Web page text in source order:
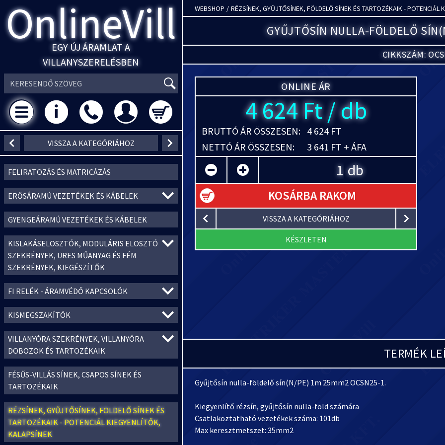
OnlineVill
EGY ÚJ ÁRAMLAT A
VILLANYSZERELÉSBEN
VISSZA A KATEGÓRIÁHOZ
FELIRATOZÁS ÉS MATRICÁZÁS
ERŐSÁRAMÚ VEZETÉKEK ÉS KÁBELEK
GYENGEÁRAMÚ VEZETÉKEK ÉS KÁBELEK
KISLAKÁSELOSZTÓK, MODULÁRIS ELOSZTÓ
SZEKRÉNYEK, ÜRES MŰANYAG ÉS FÉM
SZEKRÉNYEK, KIEGÉSZÍTŐK
FI RELÉK - ÁRAMVÉDŐ KAPCSOLÓK
KISMEGSZAKÍTÓK
VILLANYÓRA SZEKRÉNYEK, VILLANYÓRA
DOBOZOK ÉS TARTOZÉKAIK
FÉSŰS-VILLÁS SÍNEK, CSAPOS SÍNEK ÉS
TARTOZÉKAIK
RÉZSÍNEK, GYŰJTŐSÍNEK, FÖLDELŐ SÍNEK ÉS
TARTOZÉKAIK - POTENCIÁL KIEGYENLÍTŐK,
KALAPSÍNEK
WEBSHOP / RÉZSÍNEK, GYŰJTŐSÍNEK, FÖLDELŐ SÍNEK ÉS TARTOZÉKAIK - POTENCIÁL
GYŰJTŐSÍN NULLA-FÖLDELŐ
CIKKSZÁM:
ONLINE ÁR
4 624 Ft / db
BRUTTÓ ÁR ÖSSZESEN: 4 624 FT
NETTÓ ÁR ÖSSZESEN:
3 641 FT + ÁFA
db
KOSÁRBA RAKOM
VISSZA A KATEGÓRIÁHOZ
KÉSZLETEN
TERMÉK
Gyűjtősín nulla-földelő sín(N/PE) 1m 25mm2 OCSN25-1.
Kiegyenlítő rézsín, gyűjtősín nulla-föld számára
Csatlakoztatható vezetékek száma: 101db
Max keresztmetszet: 35mm2